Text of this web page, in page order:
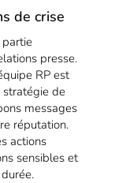
de crise
presse.
RP est
de
messages
réputation.
actions
sensibles et